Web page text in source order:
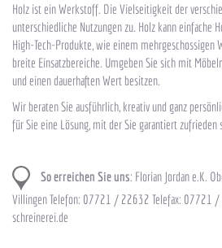
Holz ist ein Werkstoff. Die Vielseitigkeit der
unterschiedliche Nutzungen zu. Holz kann einfache
High-Tech-Produkte, wie einem mehrgeschossigen
breite Einsatzbereiche. Umgeben Sie sich mit
und einen dauerhaften Wert besitzen.
Wir beraten Sie ausführlich, kreativ und ganz
für Sie eine Lösung, mit der Sie garantiert zufrieden
So erreichen Sie uns: Florian Jordan e.K.
Villingen Telefon: 07721 / 22632 Telefax: 07721 /
schreinerei.de